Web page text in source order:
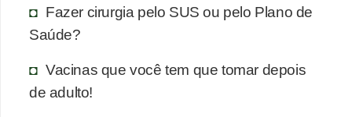
Fazer cirurgia pelo SUS ou pelo Plano de
Saúde?
Vacinas que você tem que tomar depois
de adulto!